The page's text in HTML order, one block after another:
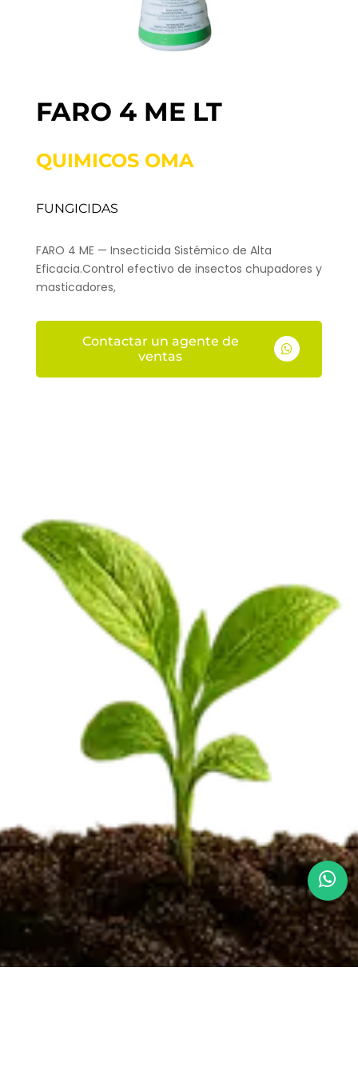
FARO 4 ME LT
QUIMICOS OMA
FUNGICIDAS
FARO 4 ME — Insecticida Sistémico de Alta
Eficacia.Control efectivo de insectos chupadores y
masticadores,

Contactar un agente de
ventas